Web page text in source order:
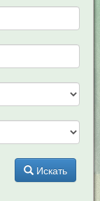
Искать